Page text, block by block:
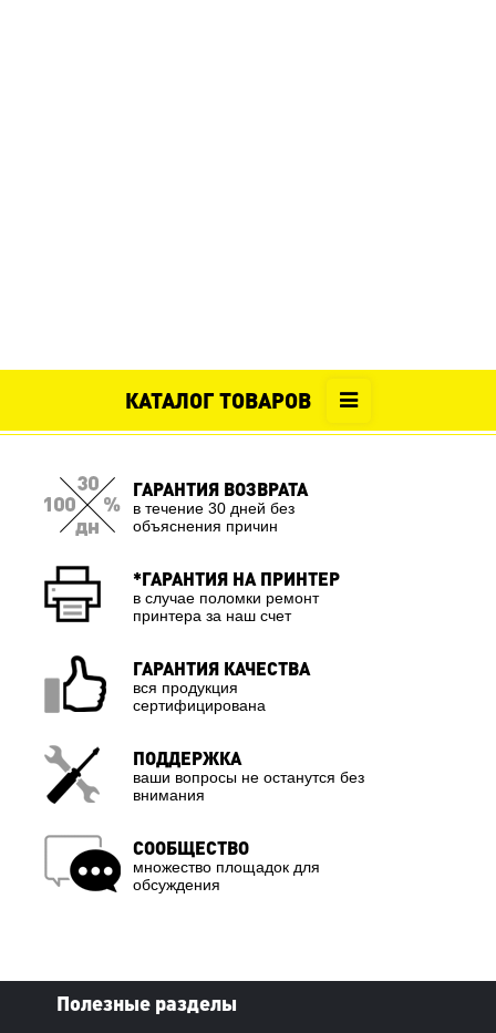
КАТАЛОГ ТОВАРОВ
ГАРАНТИЯ ВОЗВРАТА
в течение 30 дней без
объяснения причин
*ГАРАНТИЯ НА ПРИНТЕР
в случае поломки ремонт
принтера за наш счет
ГАРАНТИЯ КАЧЕСТВА
вся продукция
сертифицирована
ПОДДЕРЖКА
ваши вопросы не останутся без
внимания
СООБЩЕСТВО
множество площадок для
обсуждения
Полезные разделы